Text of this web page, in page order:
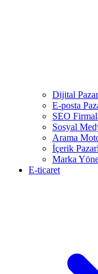
Dijital
E-posta
SEO
Sosyal
Arama
İçerik
Marka
E-ticaret